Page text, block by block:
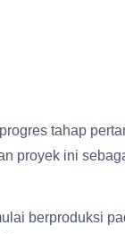
tahap
proyek ini
berproduksi